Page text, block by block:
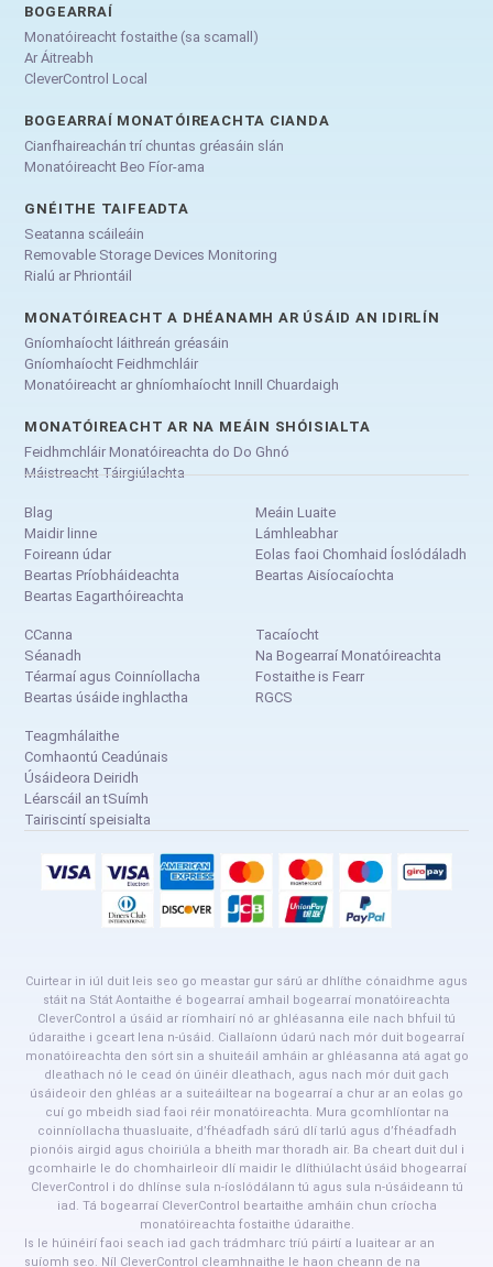
BOGEARRAÍ
Monatóireacht fostaithe (sa scamall)
Ar Áitreabh
CleverControl Local
BOGEARRAÍ MONATÓIREACHTA CIANDA
Cianfhaireachán trí chuntas gréasáin slán
Monatóireacht Beo Fíor-ama
GNÉITHE TAIFEADTA
Seatanna scáileáin
Removable Storage Devices Monitoring
Rialú ar Phriontáil
MONATÓIREACHT A DHÉANAMH AR ÚSÁID AN IDIRLÍN
Gníomhaíocht láithreán gréasáin
Gníomhaíocht Feidhmchláir
Monatóireacht ar ghníomhaíocht Innill Chuardaigh
MONATÓIREACHT AR NA MEÁIN SHÓISIALTA
Feidhmchláir Monatóireachta do Do Ghnó
Máistreacht Táirgiúlachta
Blag
Maidir linne
Foireann údar
Beartas Príobháideachta
Beartas Eagarthóireachta
Meáin Luaite
Lámhleabhar
Eolas faoi Chomhaid Íoslódáladh
Beartas Aisíocaíochta
CCanna
Séanadh
Téarmaí agus Coinníollacha
Beartas úsáide inghlactha
Tacaíocht
Na Bogearraí Monatóireachta
Fostaithe is Fearr
RGCS
Teagmhálaithe
Comhaontú Ceadúnais
Úsáideora Deiridh
Léarscáil an tSuímh
Tairiscintí speisialta
Cuirtear in iúl duit leis seo go meastar gur sárú ar dhlíthe cónaidhme agus
stáit na Stát Aontaithe é bogearraí amhail bogearraí monatóireachta
CleverControl a úsáid ar ríomhairí nó ar ghléasanna eile nach bhfuil tú
údaraithe i gceart lena n-úsáid. Ciallaíonn údarú nach mór duit bogearraí
monatóireachta den sórt sin a shuiteáil amháin ar ghléasanna atá agat go
dleathach nó le cead ón úinéir dleathach, agus nach mór duit gach
úsáideoir den ghléas ar a suiteáiltear na bogearraí a chur ar an eolas go
cuí go mbeidh siad faoi réir monatóireachta. Mura gcomhlíontar na
coinníollacha thuasluaite, d’fhéadfadh sárú dlí tarlú agus d’fhéadfadh
pionóis airgid agus choiriúla a bheith mar thoradh air. Ba cheart duit dul i
gcomhairle le do chomhairleoir dlí maidir le dlíthiúlacht úsáid bhogearraí
CleverControl i do dhlínse sula n-íoslódálann tú agus sula n-úsáideann tú
iad. Tá bogearraí CleverControl beartaithe amháin chun críocha
monatóireachta fostaithe údaraithe.
Is le húinéirí faoi seach iad gach trádmharc tríú páirtí a luaitear ar an
suíomh seo. Níl CleverControl cleamhnaithe le haon cheann de na